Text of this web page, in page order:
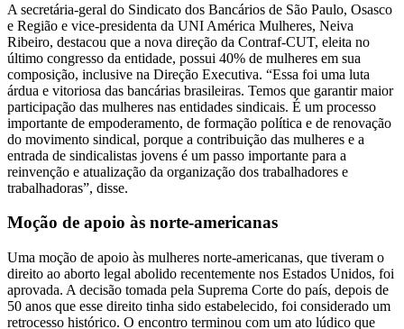
A secretária-geral do Sindicato dos Bancários de São Paulo, Osasco
e Região e vice-presidenta da UNI América Mulheres, Neiva
Ribeiro, destacou que a nova direção da Contraf-CUT, eleita no
último congresso da entidade, possui 40% de mulheres em sua
composição, inclusive na Direção Executiva. “Essa foi uma luta
árdua e vitoriosa das bancárias brasileiras. Temos que garantir maior
participação das mulheres nas entidades sindicais. É um processo
importante de empoderamento, de formação política e de renovação
do movimento sindical, porque a contribuição das mulheres e a
entrada de sindicalistas jovens é um passo importante para a
reinvenção e atualização da organização dos trabalhadores e
trabalhadoras”, disse.
Moção de apoio às norte-americanas
Uma moção de apoio às mulheres norte-americanas, que tiveram o
direito ao aborto legal abolido recentemente nos Estados Unidos, foi
aprovada. A decisão tomada pela Suprema Corte do país, depois de
50 anos que esse direito tinha sido estabelecido, foi considerado um
retrocesso histórico. O encontro terminou com um ato lúdico que